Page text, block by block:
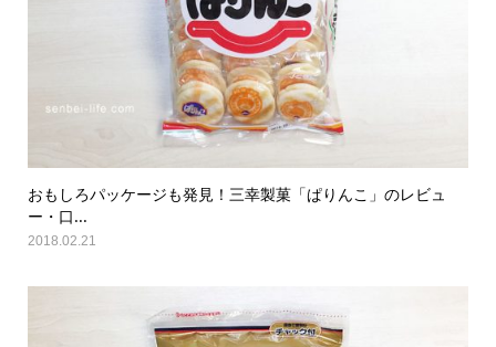
おもしろパッケージも発見！三幸製菓「ぱりんこ」のレビュ
ー・口...
2018.02.21